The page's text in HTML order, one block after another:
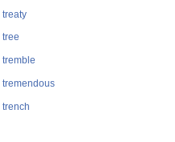
treaty
tree
tremble
tremendous
trench